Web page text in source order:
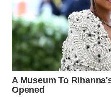
TANGERANG
WN
BINJAI
WN
CIREBON